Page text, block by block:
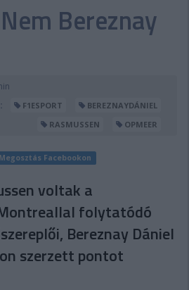
SHOPBereznay
F1ESPORT
BEREZNAYDÁNIEL
RASMUSSEN
OPMEER
Megosztás Facebookon
voltak a
folytatódó
Bereznay Dániel
szerzett pontot